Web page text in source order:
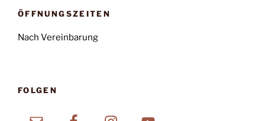
ÖFFNUNGSZEITEN
Nach Vereinbarung
FOLGEN